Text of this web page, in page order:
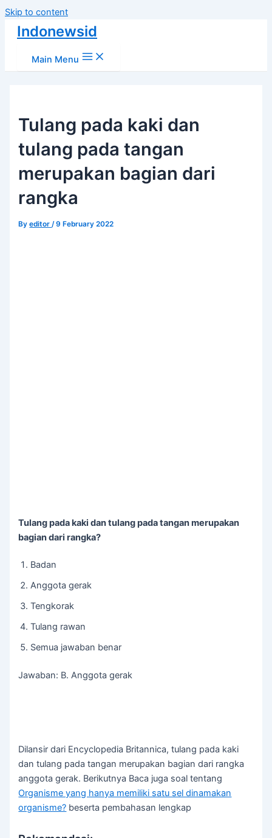
Skip to content
Indonewsid
Main Menu
Tulang pada kaki dan
tulang pada tangan
merupakan bagian dari
rangka
Byeditor/9 February 2022
Tulang pada kaki dan tulang pada tangan merupakan
bagian dari rangka?
Badan
Anggota gerak
Tengkorak
Tulang rawan
Semua jawaban benar
Jawaban: B. Anggota gerak
Dilansir dari Encyclopedia Britannica, tulang pada kaki
dan tulang pada tangan merupakan bagian dari rangka
anggota gerak. Berikutnya Baca juga soal tentang
Organisme yang hanya memiliki satu sel dinamakan
organisme? beserta pembahasan lengkap